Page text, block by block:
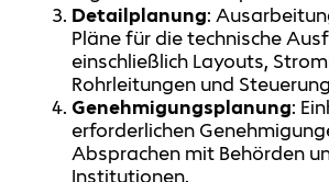
Detailplanung:
Pläne für die technische
einschließlich Layouts,
Rohrleitungen und
Genehmigungsplanung:
erforderlichen
Absprachen mit Behörden
Institutionen.